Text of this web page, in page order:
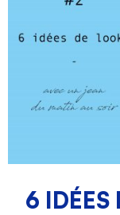
6 IDÉES